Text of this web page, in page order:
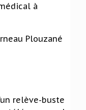
à
Plouzané
relève-buste